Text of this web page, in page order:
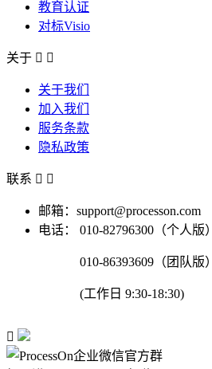
教育认证
对标Visio
关于  
关于我们
加入我们
服务条款
隐私政策
联系  
邮箱：support@processon.com
电话：
010-82796300（个人版）
010-86393609（团队版）
(工作日 9:30-18:30)
